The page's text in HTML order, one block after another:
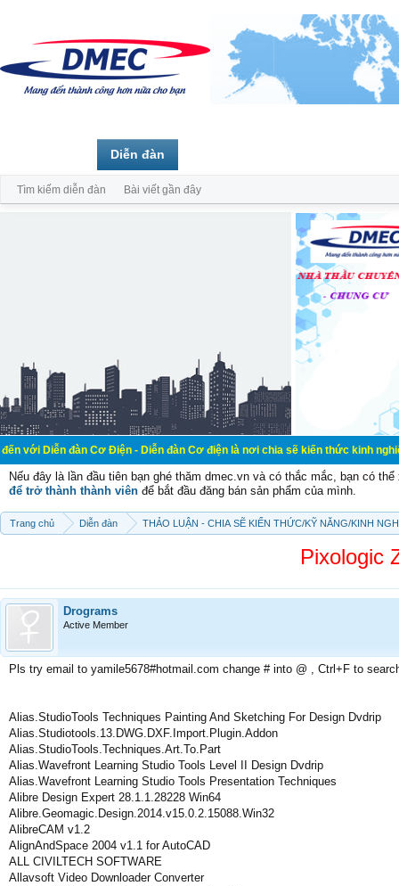
đàn Cơ Điện - Diễn đàn Cơ điện là nơi chia sẽ kiến thức kinh nghiệm
Nếu đây là lần đầu tiên bạn ghé thăm dmec.vn và có thắc mắc, bạn có
để trở thành thành viên để bắt đầu đăng bán sản phẩm của mình.
Trang chủ Diễn đàn THẢO LUẬN - CHIA SẼ KIẾN THỨC/KỸ NĂNG/KINH
Pixologic
Drograms
Active Member
Pls try email to yamile5678#hotmail.com change # into @ , Ctrl+F to
Alias.StudioTools Techniques Painting And Sketching For Design Dvdrip
Alias.Studiotools.13.DWG.DXF.Import.Plugin.Addon
Alias.StudioTools.Techniques.Art.To.Part
Alias.Wavefront Learning Studio Tools Level II Design Dvdrip
Alias.Wavefront Learning Studio Tools Presentation Techniques
Alibre Design Expert 28.1.1.28228 Win64
Alibre.Geomagic.Design.2014.v15.0.2.15088.Win32
AlibreCAM v1.2
AlignAndSpace 2004 v1.1 for AutoCAD
ALL CIVILTECH SOFTWARE
Allavsoft Video Downloader Converter
Diễn đàn
Tìm kiếm diễn đàn Bài viết gần đây